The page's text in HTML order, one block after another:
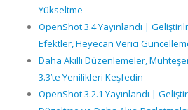
Yükseltme
OpenShot 3.4 Yayınlandı |
Efektler, Heyecan Verici
Daha Akıllı Düzenlemeler,
3.3’te Yenilikleri Keşfedin
OpenShot 3.2.1 Yayınlandı |